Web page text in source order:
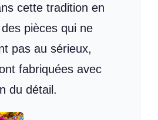
cette tradition en
pièces qui ne
pas au sérieux,
fabriquées avec
du détail.